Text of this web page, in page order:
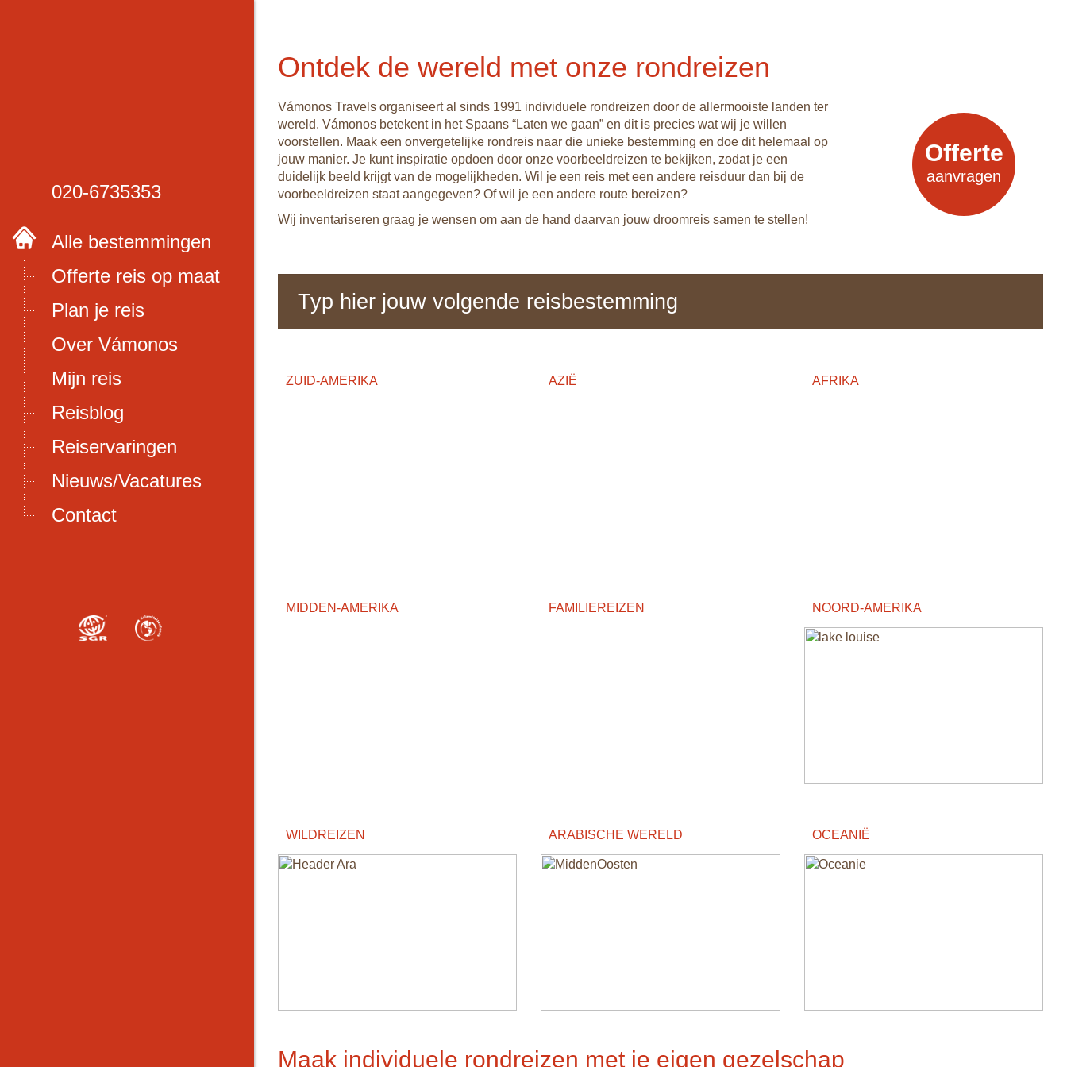
020-6735353
Alle bestemmingen
Offerte reis op maat
Plan je reis
Over Vámonos
Mijn reis
Reisblog
Reiservaringen
Nieuws/Vacatures
Contact
Ontdek de wereld met onze rondreizen
Vámonos Travels organiseert al sinds 1991 individuele rondreizen door de allermooiste landen ter
wereld. Vámonos betekent in het Spaans “Laten we gaan” en dit is precies wat wij je willen
voorstellen. Maak een onvergetelijke rondreis naar die unieke bestemming en doe dit helemaal op
jouw manier. Je kunt inspiratie opdoen door onze voorbeeldreizen te bekijken, zodat je een
duidelijk beeld krijgt van de mogelijkheden. Wil je een reis met een andere reisduur dan bij de
voorbeeldreizen staat aangegeven? Of wil je een andere route bereizen?
Wij inventariseren graag je wensen om aan de hand daarvan jouw droomreis samen te stellen!
Offerte
aanvragen
ZUID-AMERIKA AZIË AFRIKA
MIDDEN-AMERIKA FAMILIEREIZEN NOORD-AMERIKA
WILDREIZEN ARABISCHE WERELD OCEANIË
Maak individuele rondreizen met je eigen gezelschap